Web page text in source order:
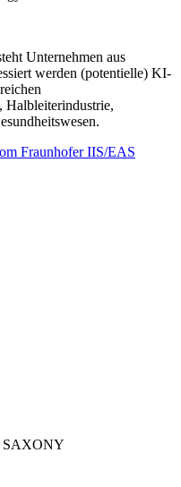
Unternehmen aus
werden (potentielle) KI-
Halbleiterindustrie,
Fraunhofer IIS/EAS
SAXONY